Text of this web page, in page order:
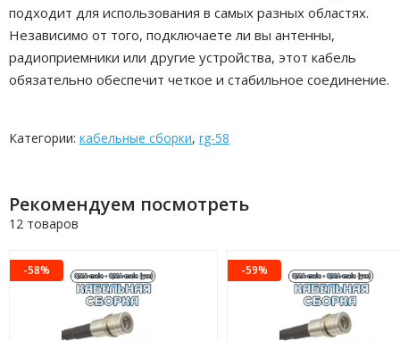
подходит для использования в самых разных областях.
Независимо от того, подключаете ли вы антенны,
радиоприемники или другие устройства, этот кабель
обязательно обеспечит четкое и стабильное соединение.
Категории: кабельные сборки, rg-58
Рекомендуем посмотреть
12 товаров
-58% -59%